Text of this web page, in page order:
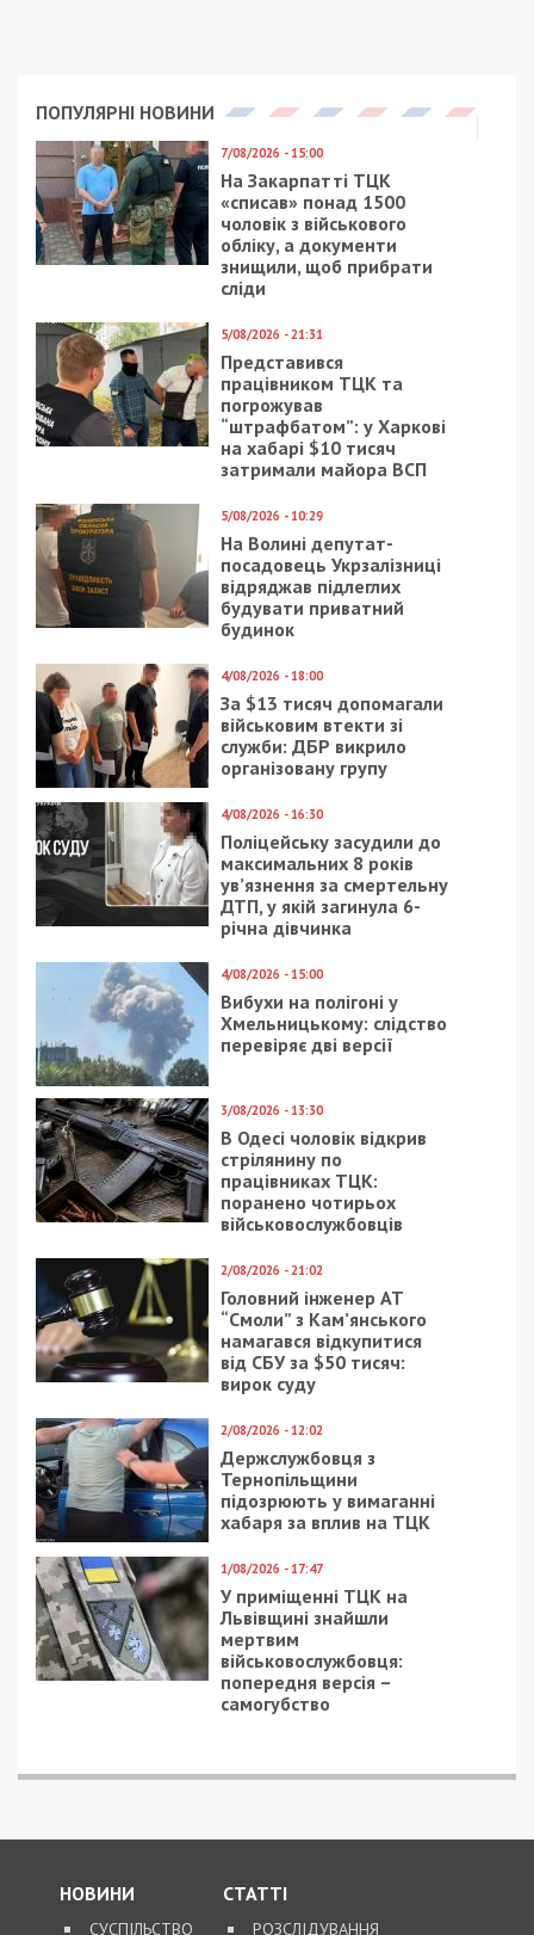
ПОПУЛЯРНІ НОВИНИ
7/08/2026 - 15:00
На Закарпатті ТЦК
«списав» понад 1500
чоловік з військового
обліку, а документи
знищили, щоб прибрати
сліди
5/08/2026 - 21:31
Представився
працівником ТЦК та
погрожував
“штрафбатом”: у Харкові
на хабарі $10 тисяч
затримали майора ВСП
5/08/2026 - 10:29
На Волині депутат-
посадовець Укрзалізниці
відряджав підлеглих
будувати приватний
будинок
4/08/2026 - 18:00
За $13 тисяч допомагали
військовим втекти зі
служби: ДБР викрило
організовану групу
4/08/2026 - 16:30
Поліцейську засудили до
максимальних 8 років
ув’язнення за смертельну
ДТП, у якій загинула 6-
річна дівчинка
4/08/2026 - 15:00
Вибухи на полігоні у
Хмельницькому: слідство
перевіряє дві версії
3/08/2026 - 13:30
В Одесі чоловік відкрив
стрілянину по
працівниках ТЦК:
поранено чотирьох
військовослужбовців
2/08/2026 - 21:02
Головний інженер АТ
“Смоли” з Кам’янського
намагався відкупитися
від СБУ за $50 тисяч:
вирок суду
2/08/2026 - 12:02
Держслужбовця з
Тернопільщини
підозрюють у вимаганні
хабаря за вплив на ТЦК
1/08/2026 - 17:47
У приміщенні ТЦК на
Львівщині знайшли
мертвим
військовослужбовця:
попередня версія –
самогубство
НОВИНИ
СУСПІЛЬСТВО
СТАТТІ
РОЗСЛІДУВАННЯ